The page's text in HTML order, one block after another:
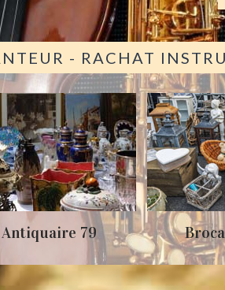
- RACHAT
Antiquaire 79